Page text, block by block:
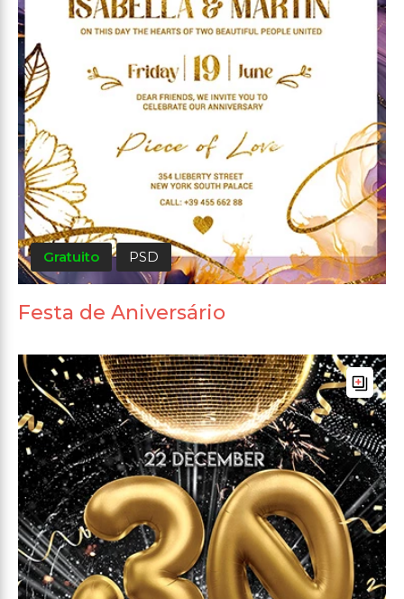
Gratuito PSD
Festa de Aniversário